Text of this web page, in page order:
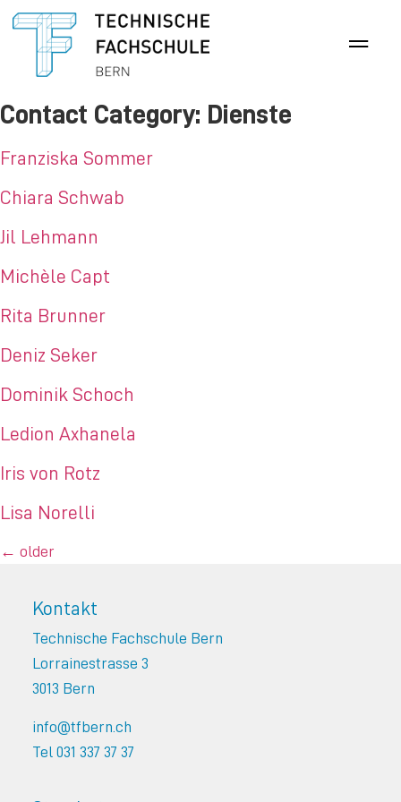
Contact Category: Dienste
Franziska Sommer
Chiara Schwab
Jil Lehmann
Michèle Capt
Rita Brunner
Deniz Seker
Dominik Schoch
Ledion Axhanela
Iris von Rotz
Lisa Norelli
← older
Kontakt
Technische Fachschule Bern
Lorrainestrasse 3
3013 Bern
info@tfbern.ch
Tel 031 337 37 37